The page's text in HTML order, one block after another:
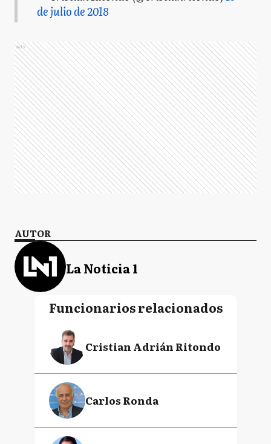
de julio de 2018
Ads
AUTOR
La Noticia 1
Funcionarios relacionados
Cristian Adrián Ritondo
Carlos Ronda